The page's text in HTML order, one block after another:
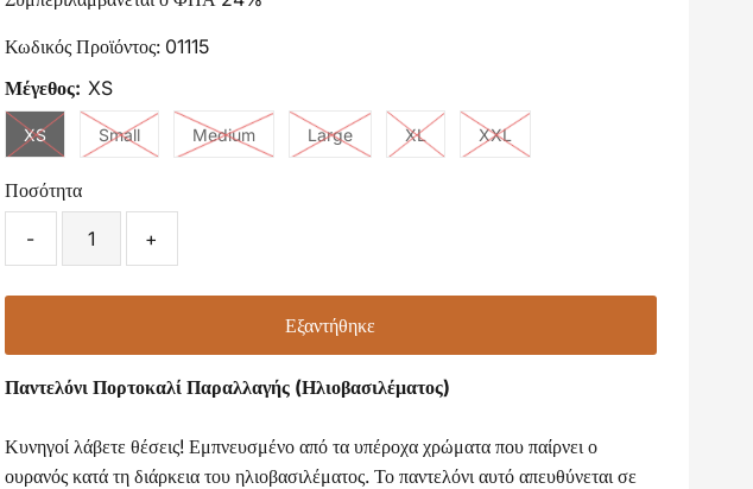
Κωδικός Προϊόντος: 01115
Μέγεθος: XS
XS Small Medium Large XL XXL
Ποσότητα
- +
Παντελόνι Πορτοκαλί Παραλλαγής (Ηλιοβασιλέματος)
Κυνηγοί λάβετε θέσεις! Εμπνευσμένο από τα υπέροχα χρώματα που παίρνει ο
ουρανός κατά τη διάρκεια του ηλιοβασιλέματος. Το παντελόνι αυτό απευθύνεται σε